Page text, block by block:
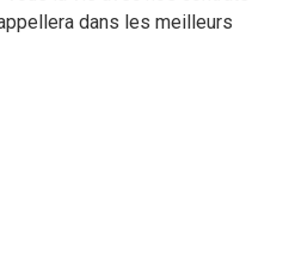
dans les meilleurs